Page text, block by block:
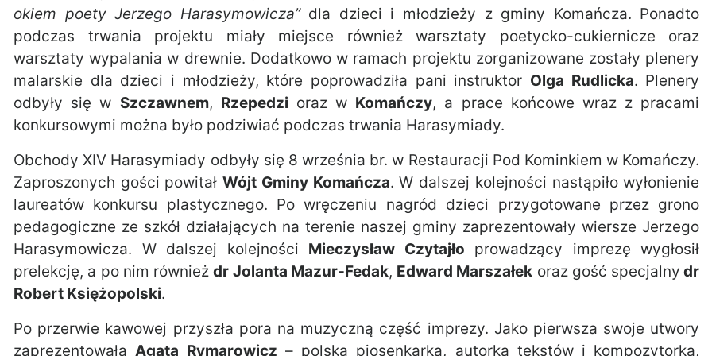
okiem poety Jerzego Harasymowicza”dla dzieci i młodzieży z gminy Komańcza. Ponadto
podczas trwania projektu miały miejsce również warsztaty poetycko-cukiernicze oraz
warsztaty wypalania w drewnie. Dodatkowo w ramach projektu zorganizowane zostały plenery
malarskie dla dzieci i młodzieży, które poprowadziła pani instruktor Olga Rudlicka. Plenery
odbyły się w Szczawnem, Rzepedzi oraz w Komańczy, a prace końcowe wraz z pracami
konkursowymi można było podziwiać podczas trwania Harasymiady.
Obchody XIV Harasymiady odbyły się 8 września br. w Restauracji Pod Kominkiem w Komańczy.
Zaproszonych gości powitałWójt Gminy Komańcza. W dalszej kolejności nastąpiło wyłonienie
laureatów konkursu plastycznego. Po wręczeniu nagród dzieci przygotowane przez grono
pedagogiczne ze szkół działających na terenie naszej gminy zaprezentowały wiersze Jerzego
Harasymowicza. W dalszej kolejności Mieczysław Czytajło prowadzący imprezę wygłosił
prelekcję, a po nim równieżdr Jolanta Mazur-Fedak, Edward Marszałek oraz gość specjalny dr
Robert Księżopolski.
Po przerwie kawowej przyszła pora na muzyczną część imprezy. Jako pierwsza swoje utwory
zaprezentowałaAgata Rymarowicz – polska piosenkarka, autorka tekstów i kompozytorka,